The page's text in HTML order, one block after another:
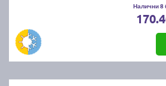
Налични 8